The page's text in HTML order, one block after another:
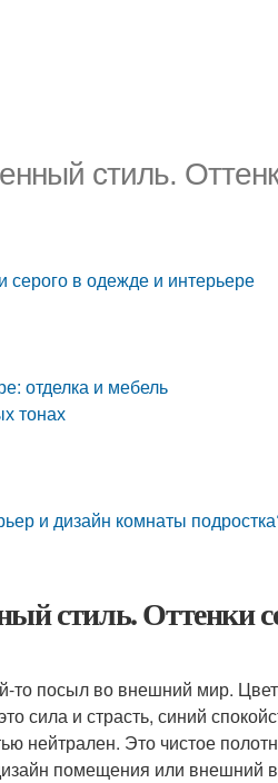
стиль.
серого в одежде и интерьере
отделка и мебель
тонах
и дизайн комнаты
стиль. Оттенки
то посыл во внешний мир.
сила и страсть, синий
нейтрален. Это чистое
помещения или внешний